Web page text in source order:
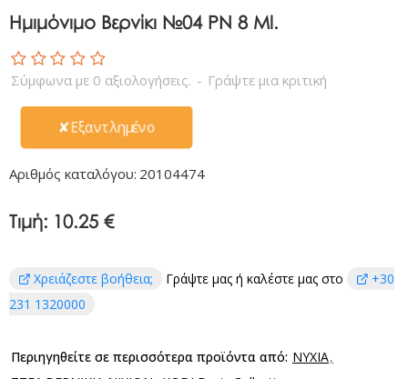
Ημιμόνιμο Βερνίκι №04 PN 8 Ml.
✘Εξαντλημένο
Αριθμός καταλόγου: 20104474
Σύμφωνα με 0 αξιολογήσεις. - Γράψτε μια κριτική
Τιμή: 10.25 €
Χρειάζεστε βοήθεια; Γράψτε μας ή καλέστε μας στο
+30
231 1320000
Περιηγηθείτε σε περισσότερα προϊόντα από: ΝΥΧΙΑ